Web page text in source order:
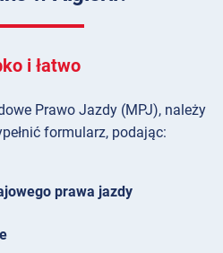
i łatwo
Prawo Jazdy (MPJ), należy
formularz, podając:
prawa jazdy